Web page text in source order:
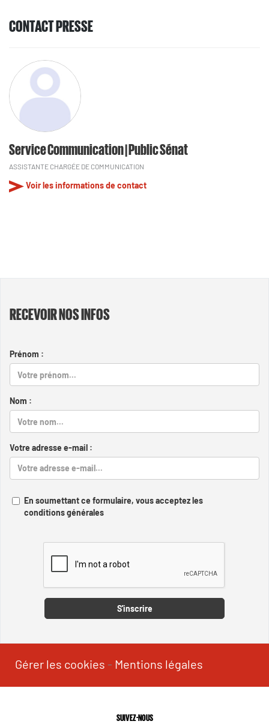
CONTACT PRESSE
Service Communication | Public Sénat
ASSISTANTE CHARGÉE DE COMMUNICATION
Voir les informations de contact
RECEVOIR NOS INFOS
Prénom :
Nom :
Votre adresse e-mail :
En soumettant ce formulaire, vous acceptez les
conditions générales
S'inscrire
Gérer les cookies - Mentions légales
SUIVEZ-NOUS